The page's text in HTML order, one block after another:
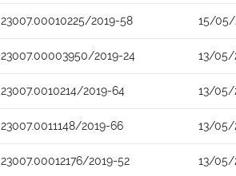
23007.00010225/2019-58 15/05/
23007.00003950/2019-24 13/05/
23007.0010214/2019-64 13/05/
23007.0011148/2019-66 13/05/
23007.00012176/2019-52 13/05/